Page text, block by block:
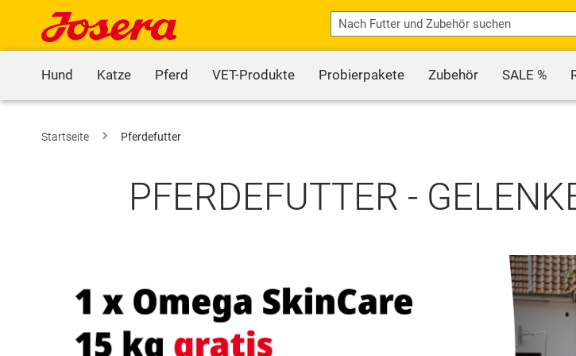
Hund
Katze Pferd VET-Produkte Probierpakete Zubehör SALE %
Startseite Pferdefutter
PFERDEFUTTER -